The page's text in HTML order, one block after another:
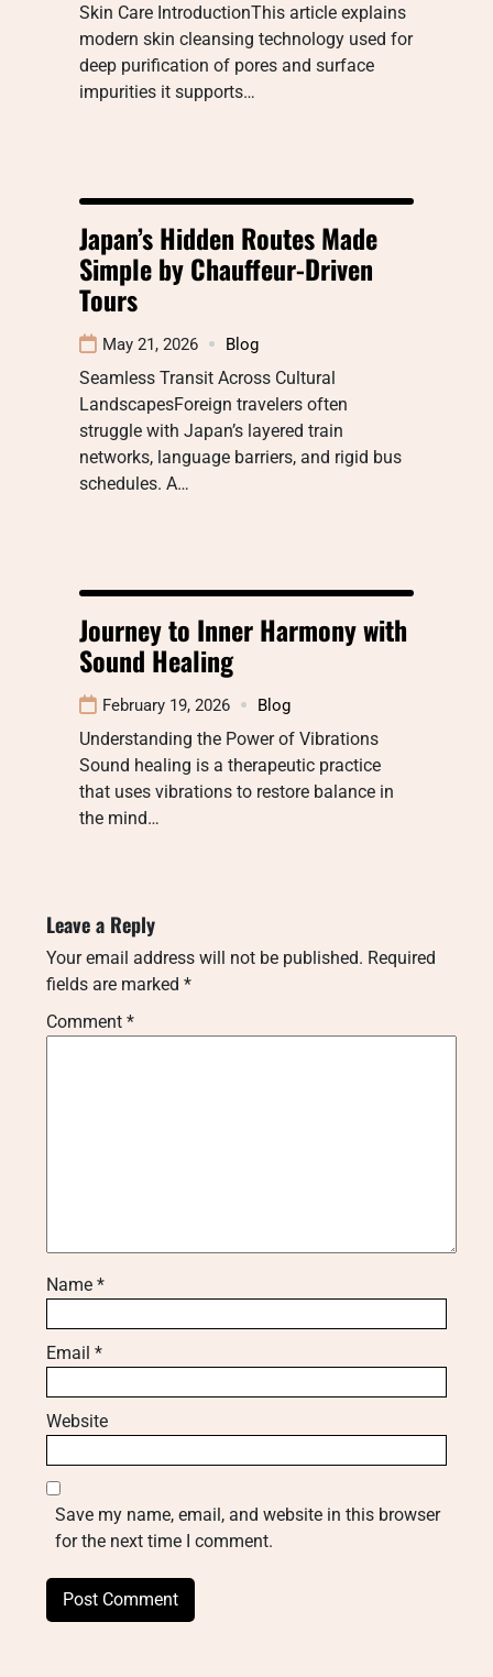
Skin Care IntroductionThis article explains
modern skin cleansing technology used for
deep purification of pores and surface
impurities it supports…
Japan’s Hidden Routes Made
Simple by Chauffeur-Driven
Tours
May 21, 2026 Blog
Seamless Transit Across Cultural
LandscapesForeign travelers often
struggle with Japan’s layered train
networks, language barriers, and rigid bus
schedules. A…
Journey to Inner Harmony with
Sound Healing
February 19, 2026 Blog
Understanding the Power of Vibrations
Sound healing is a therapeutic practice
that uses vibrations to restore balance in
the mind…
Leave a Reply
Your email address will not be published. Required
fields are marked *
Comment *
Name *
Email *
Website
Save my name, email, and website in this browser
for the next time I comment.